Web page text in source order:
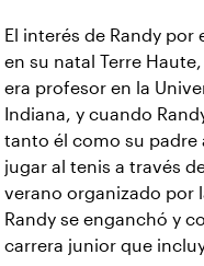
El interés de Randy por
en su natal Terre
era profesor en la
Indiana, y cuando
tanto él como su padre
jugar al tenis a través
verano organizado por
Randy se enganchó y
carrera junior que